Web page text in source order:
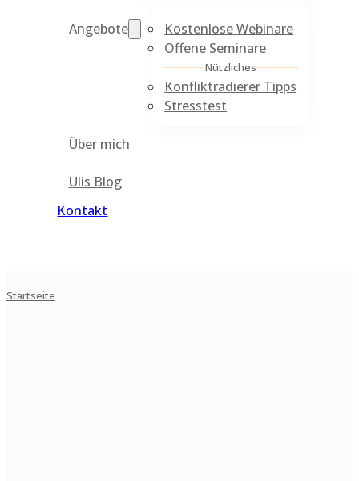
Angebote
Kostenlose Webinare
Offene Seminare
Nützliches
Konfliktradierer Tipps
Stresstest
Über mich
Ulis Blog
Kontakt
Startseite